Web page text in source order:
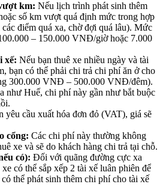
km: Nếu lịch trình phát sinh thêm
số km vượt quá định mức trong hợp
điểm quá xa, chờ đợi quá lâu). Mức
– 150.000 VNĐ/giờ hoặc 7.000
xế: Nếu bạn thuê xe nhiều ngày và tài
bạn có thể phải chi trả chi phí ăn ở cho
300.000 VNĐ – 500.000 VNĐ/đêm).
như Huế, chi phí này gần như bắt buộc
yêu cầu xuất hóa đơn đỏ (VAT), giá sẽ
cổng: Các chi phí này thường không
xe và sẽ do khách hàng chi trả tại chỗ.
có): Đối với quãng đường cực xa
có thể sắp xếp 2 tài xế luân phiên để
thể phát sinh thêm chi phí cho tài xế